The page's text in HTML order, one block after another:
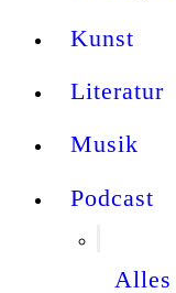
Kunst
Literatur
Musik
Podcast
Alles